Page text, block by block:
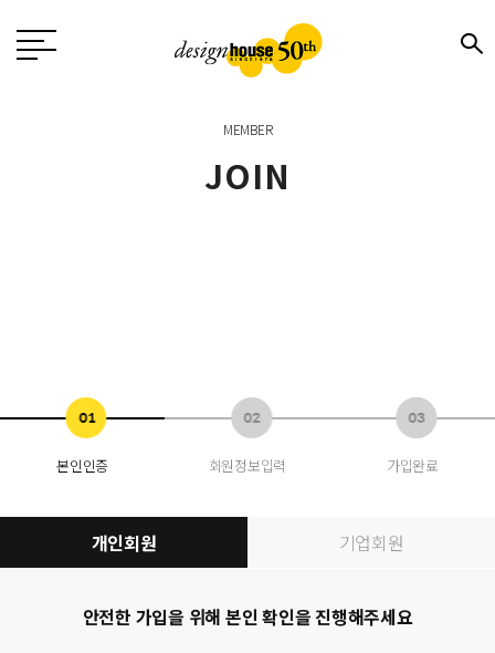
MEMBER
JOIN
본인인증 회원정보입력 가입완료
개인회원 기업회원
안전한 가입을 위해 본인 확인을 진행해주세요